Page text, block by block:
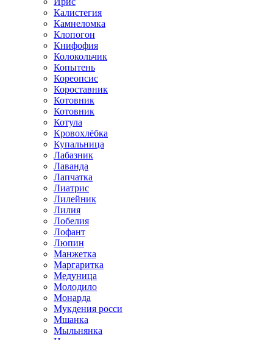
Калистегия
Камнеломка
Клопогон
Книфофия
Колокольчик
Копытень
Кореопсис
Короставник
Котовник
Котовник
Котула
Кровохлёбка
Купальница
Лабазник
Лаванда
Лапчатка
Лиатрис
Лилейник
Лилия
Лобелия
Лофант
Люпин
Манжетка
Маргаритка
Медуница
Молодило
Монарда
Мукдения росси
Мшанка
Мыльнянка